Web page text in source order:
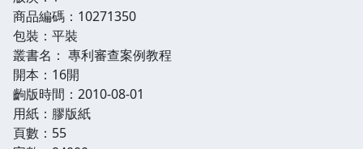
商品編碼：10271350
包裝：平裝
叢書名： 專利審查案例教程
開本：16開
齣版時間：2010-08-01
用紙：膠版紙
頁數：55